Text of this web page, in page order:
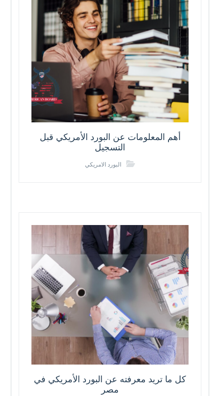
أهم المعلومات عن البورد الأمريكي قبل
التسجيل
البورد الامريكي
كل ما تريد معرفته عن البورد الأمريكي في
مصر